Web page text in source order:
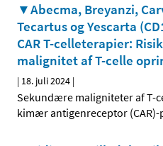
▼Abecma, Breyanzi,
Tecartus og Yescarta
CAR T-celleterapier:
malignitet af T-celle
| 18. juli 2024 |
Sekundære maligniteter af T-
kimær antigenreceptor